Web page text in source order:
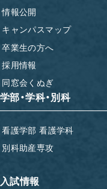
情報公開
キャンパスマップ
卒業生の方へ
採用情報
同窓会くぬぎ
学部・学科・別科
看護学部 看護学科
別科助産専攻
入試情報